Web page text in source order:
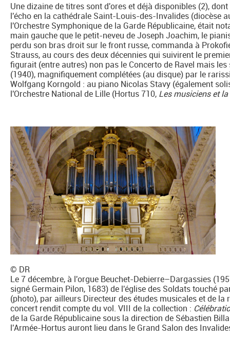
Une dizaine de titres sont d'ores et déjà disponibles (2),
l'écho en la cathédrale Saint-Louis-des-Invalides (diocèse
l'Orchestre Symphonique de la Garde Républicaine, était
main gauche que le petit-neveu de Joseph Joachim, le
perdu son bras droit sur le front russe, commanda à
Strauss, au cours des deux décennies qui suivirent le
figurait (entre autres) non pas le Concerto de Ravel mais
(1940), magnifiquement complétées (au disque) par le
Wolfgang Korngold : au piano Nicolas Stavy (également
l'Orchestre National de Lille (Hortus 710, Les musiciens et
© DR
Le 7 décembre, à l'orgue Beuchet-Debierre–Dargassies
signé Germain Pilon, 1683) de l'église des Soldats touché
(photo), par ailleurs Directeur des études musicales et de la
concert rendit compte du vol. VIII de la collection :
de la Garde Républicaine sous la direction de Sébastien
l'Armée-Hortus auront lieu dans le Grand Salon des